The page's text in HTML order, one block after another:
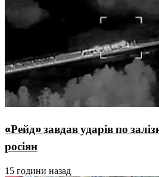
«Рейд» завдав ударів по
росіян
15 години назад